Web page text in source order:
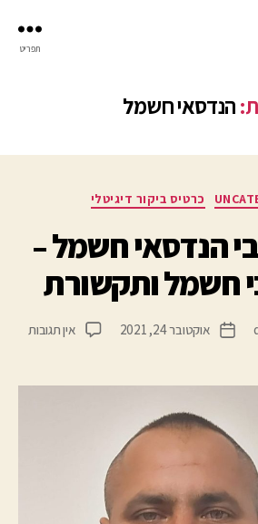
תפריט
הנדסאי חשמל
כרטיס ביקור דיגיטלי
הנדסאי חשמל –
חשמל ותקשורת
אוקטובר 24, 2021 אין תגובות